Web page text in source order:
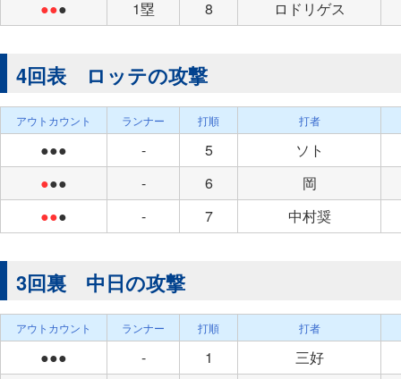
●●● 1塁 8 ロドリゲス
4回表 ロッテの攻撃
アウトカウント ランナー 打順 打者
●●● - 5
ソト
●●● - 6
岡
●●● - 7 中村奨
3回裏 中日の攻撃
アウトカウント ランナー 打順 打者
●●● - 1
三好